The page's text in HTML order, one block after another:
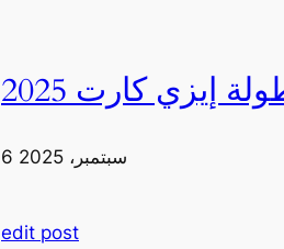
6 سبتمبر، 2025
edit post